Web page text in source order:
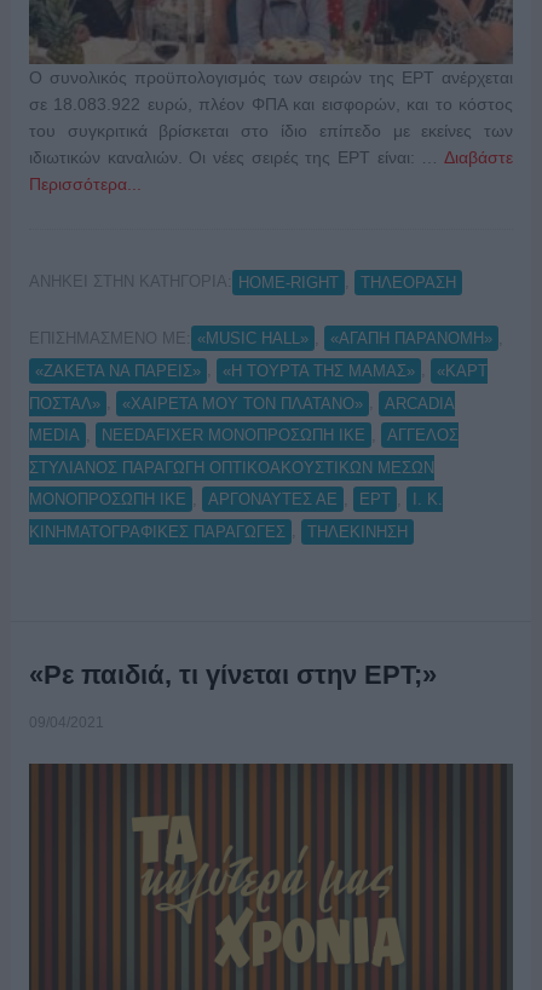
Ο συνολικός προϋπολογισμός των σειρών της ΕΡΤ ανέρχεται
σε 18.083.922 ευρώ, πλέον ΦΠΑ και εισφορών, και το κόστος
του συγκριτικά βρίσκεται στο ίδιο επίπεδο με εκείνες των
ιδιωτικών καναλιών. Οι νέες σειρές της ΕΡΤ είναι: …Διαβάστε
Περισσότερα...
ΑΝΗΚΕΙ ΣΤΗΝ ΚΑΤΗΓΟΡΙΑ: HOME-RIGHT ΤΗΛΕΟΡΑΣΗ
ΕΠΙΣΗΜΑΣΜΕΝΟ ΜΕ: «MUSIC HALL» «ΑΓΑΠΗ ΠΑΡΑΝΟΜΗ»
«ΖΑΚΕΤΑ ΝΑ ΠΑΡΕΙΣ»
«Η ΤΟΥΡΤΑ ΤΗΣ ΜΑΜΑΣ»
«ΚΑΡΤ
ΠΟΣΤΑΛ»
«ΧΑΙΡΕΤΑ ΜΟΥ ΤΟΝ ΠΛΑΤΑΝΟ»
ARCADIA
MEDIA
NEEDAFIXER ΜΟΝΟΠΡΟΣΩΠΗ ΙΚΕ
ΑΓΓΕΛΟΣ
ΣΤΥΛΙΑΝΟΣ ΠΑΡΑΓΩΓΗ ΟΠΤΙΚΟΑΚΟΥΣΤΙΚΩΝ ΜΕΣΩΝ
ΜΟΝΟΠΡΟΣΩΠΗ ΙΚΕ
ΑΡΓΟΝΑΥΤΕΣ ΑΕ ΕΡΤ
Ι. Κ.
ΚΙΝΗΜΑΤΟΓΡΑΦΙΚΕΣ ΠΑΡΑΓΩΓΕΣ
ΤΗΛΕΚΙΝΗΣΗ
«Ρε παιδιά, τι γίνεται στην ΕΡΤ;»
09/04/2021